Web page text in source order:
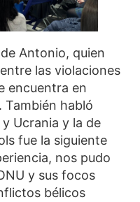
Antonio, quien
las violaciones
encuentra en
También habló
Ucrania y la de
fue la siguiente
nos pudo
y sus focos
bélicos